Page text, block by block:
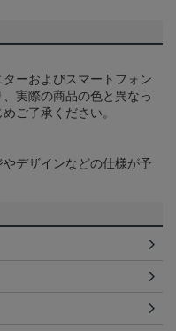
ーおよびスマートフォン
実際の商品の色と異なっ
ご了承ください。
デザインなどの仕様が予